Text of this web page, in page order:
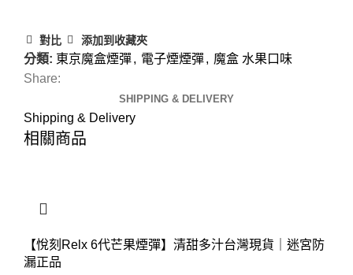
對比 添加到收藏夾
分類: 東京魔盒煙彈, 電子煙煙彈, 魔盒 水果口味
Share:
SHIPPING & DELIVERY
Shipping & Delivery
相關商品
【悅刻Relx 6代芒果煙彈】清甜多汁台灣現貨｜迷宮防
漏正品